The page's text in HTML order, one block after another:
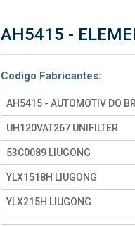
AH5415 -
Codigo Fabricantes:
AH5415 - AUTOMOTIV DO
UH120VAT267 UNIFILTER
53C0089 LIUGONG
YLX1518H LIUGONG
YLX215H LIUGONG